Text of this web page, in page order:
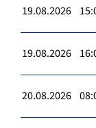
19.08.2026
19.08.2026
20.08.2026